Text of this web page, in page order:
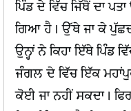
ਪਿੰਡ ਦੇ ਵਿੱਚ ਜਿੱਥੋਂ ਦਾ
ਗਿਆ ਹੈ। ਉੱਥੇ ਜਾ ਕੇ
ਉਨ੍ਹਾਂ ਨੇ ਕਿਹਾ ਇੱਥੇ ਪਿੰਡ
ਜੰਗਲ ਦੇ ਵਿੱਚ ਇੱਕ
ਕੋਈ ਜਾ ਨਹੀਂ ਸਕਦਾ।